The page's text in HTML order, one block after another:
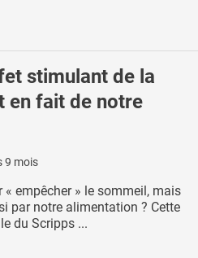
stimulant de la
en fait de notre
9 mois
empêcher » le sommeil, mais
par notre alimentation ? Cette
du Scripps ...